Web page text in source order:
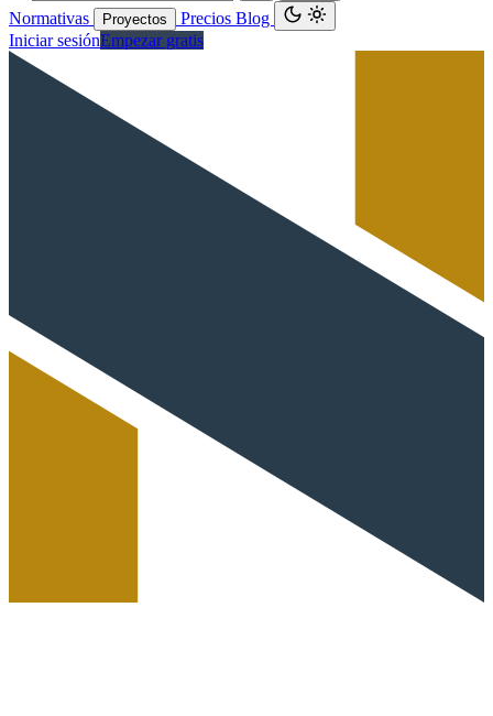
Normativas Proyectos Precios Blog
Iniciar sesiónEmpezar gratis